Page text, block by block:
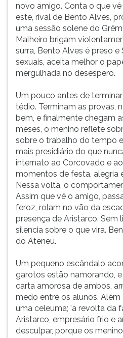
novo amigo. Conta o que
este, rival de Bento Alves,
uma sessão solene do
Malheiro brigam
surra, Bento Alves é preso e
sexuais, aceita melhor o
mergulhada no desespero.
Um pouco antes de
tédio. Terminam as provas,
bem, e finalmente chegam
meses, o menino reflete
sobre o trabalho do tempo
mais presidiário do que
internato ao Corcovado e
momentos de festa, alegria
Nessa volta, o
Assim que vê o amigo,
feroz, rolam no vão da
presença de Aristarco. Sem
silencia sobre o que vira.
do Ateneu.
Um pequeno escândalo
garotos estão namorando,
carta amorosa de ambos,
medo entre os alunos. Além
uma celeuma; 'a revolta da
Aristarco, empresário frio e
desculpar, porque os